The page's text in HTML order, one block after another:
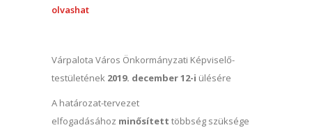
olvashat
Várpalota Város Önkormányzati Képviselő-
testületének 2019. december 12-i ülésére
A határozat-tervezet
elfogadásához minősített többség szüksége